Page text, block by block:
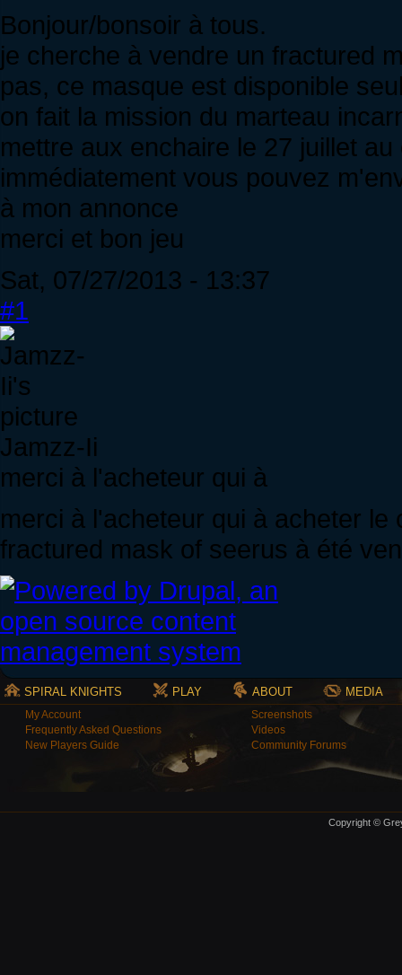
Bonjour/bonsoir à tous.
je cherche à vendre un fractured
pas, ce masque est disponible
on fait la mission du marteau
mettre aux enchaire le 27 juillet
immédiatement vous pouvez
à mon annonce
merci et bon jeu
Sat, 07/27/2013 - 13:37
#1
Jamzz-Ii
merci à l'acheteur qui à
merci à l'acheteur qui à acheter
fractured mask of seerus à été
SPIRAL KNIGHTS PLAY ABOUT MEDIA
My Account
Frequently Asked Questions
New Players Guide
Screenshots
Videos
Community Forums
Copyright ©